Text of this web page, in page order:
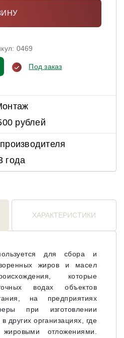
0469
Под заказ
рублей
года
ХАРАКТЕРИСТИКИ
для сбора и
жиров и масел
которые
водах объектов
на предприятиях
при изготовлении
других организациях, где
жировыми отложениями.